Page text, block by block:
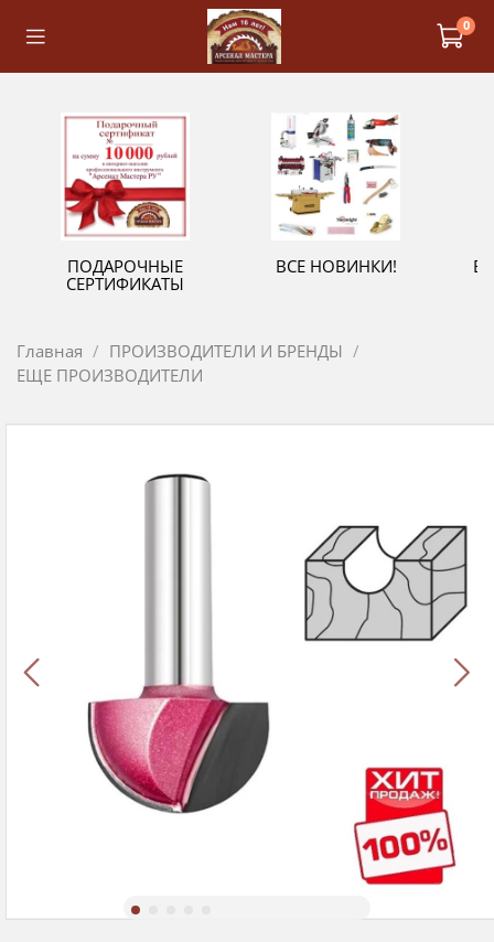
0
ПОДАРОЧНЫЕ
СЕРТИФИКАТЫ
ВСЕ НОВИНКИ!
Главная
ПРОИЗВОДИТЕЛИ И БРЕНДЫ
ЕЩЕ ПРОИЗВОДИТЕЛИ